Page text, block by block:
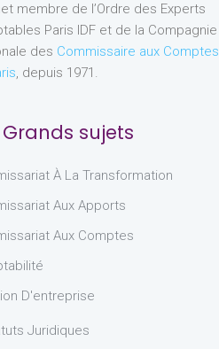
membre de l’Ordre des Experts
Paris IDF et de la Compagnie
des Commissaire aux Comptes
, depuis 1971.
Grands sujets
À La Transformation
Aux Apports
Aux Comptes
D'entreprise
Juridiques